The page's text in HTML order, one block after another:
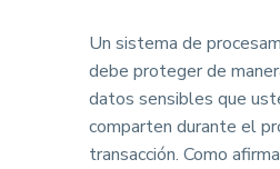
Un sistema de
debe proteger de
datos sensibles que
comparten durante el
transacción. Como